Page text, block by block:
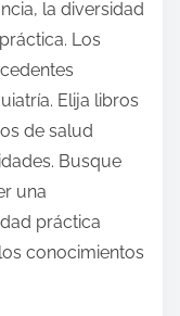
la diversidad
Los
Elija libros
de salud
Busque
una
práctica
conocimientos